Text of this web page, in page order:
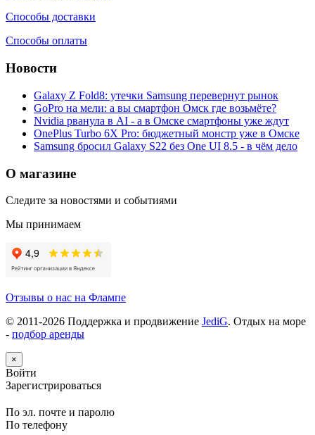
Способы доставки
Способы оплаты
Новости
Galaxy Z Fold8: утечки Samsung перевернут рынок
GoPro на мели: а вы смартфон Омск где возьмёте?
Nvidia рванула в AI - а в Омске смартфоны уже ждут
OnePlus Turbo 6X Pro: бюджетный монстр уже в Омске
Samsung бросил Galaxy S22 без One UI 8.5 - в чём дело
О магазине
Следите за новостями и событиями
Мы принимаем
Отзывы о нас на Флампе
© 2011-2026 Поддержка и продвижение JediG. Отдых на море
- подбор аренды
×
Войти
Зарегистрироваться
По эл. почте и паролю
По телефону